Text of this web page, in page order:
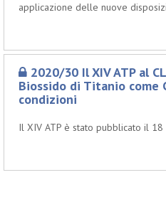
applicazione delle nuove
2020/30 Il XIV ATP al
Biossido di Titanio come
condizioni
Il XIV ATP è stato pubblicato il